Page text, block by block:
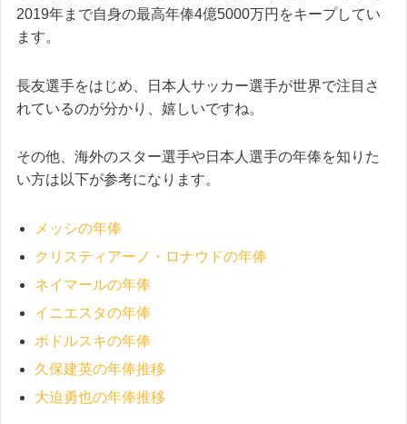
2019年まで自身の最高年俸4億5000万円をキープしてい
ます。
長友選手をはじめ、日本人サッカー選手が世界で注目さ
れているのが分かり、嬉しいですね。
その他、海外のスター選手や日本人選手の年俸を知りた
い方は以下が参考になります。
メッシの年俸
クリスティアーノ・ロナウドの年俸
ネイマールの年俸
イニエスタの年俸
ポドルスキの年俸
久保建英の年俸推移
大迫勇也の年俸推移